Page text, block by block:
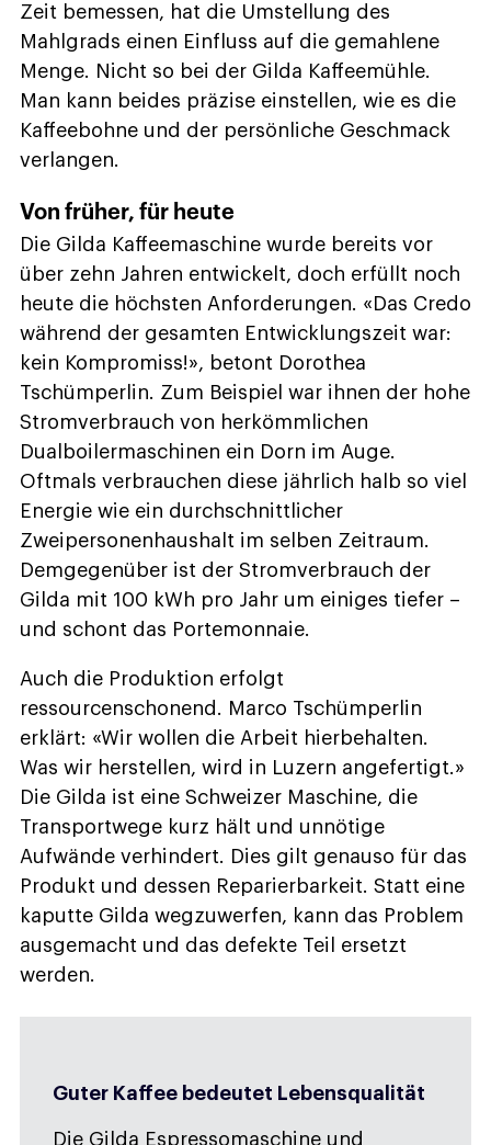
Zeit bemessen, hat die Umstellung des
Mahlgrads einen Einfluss auf die gemahlene
Menge. Nicht so bei der Gilda Kaffeemühle.
Man kann beides präzise einstellen, wie es die
Kaffeebohne und der persönliche Geschmack
verlangen.
Von früher, für heute
Die Gilda Kaffeemaschine wurde bereits vor
über zehn Jahren entwickelt, doch erfüllt noch
heute die höchsten Anforderungen. «Das Credo
während der gesamten Entwicklungszeit war:
kein Kompromiss!», betont Dorothea
Tschümperlin. Zum Beispiel war ihnen der hohe
Stromverbrauch von herkömmlichen
Dualboilermaschinen ein Dorn im Auge.
Oftmals verbrauchen diese jährlich halb so viel
Energie wie ein durchschnittlicher
Zweipersonenhaushalt im selben Zeitraum.
Demgegenüber ist der Stromverbrauch der
Gilda mit 100 kWh pro Jahr um einiges tiefer –
und schont das Portemonnaie.
Auch die Produktion erfolgt
ressourcenschonend. Marco Tschümperlin
erklärt: «Wir wollen die Arbeit hierbehalten.
Was wir herstellen, wird in Luzern angefertigt.»
Die Gilda ist eine Schweizer Maschine, die
Transportwege kurz hält und unnötige
Aufwände verhindert. Dies gilt genauso für das
Produkt und dessen Reparierbarkeit. Statt eine
kaputte Gilda wegzuwerfen, kann das Problem
ausgemacht und das defekte Teil ersetzt
werden.
Guter Kaffee bedeutet Lebensqualität
Die Gilda Espressomaschine und